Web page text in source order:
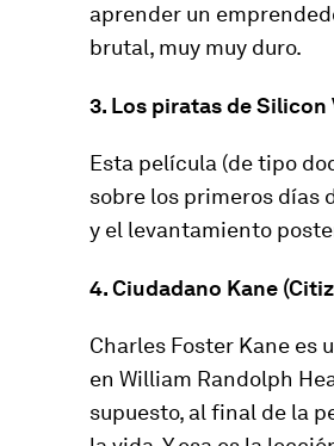
aprender un
brutal, muy muy duro.
3. Los piratas de
Esta película (de tipo
sobre los primeros días
y el levantamiento
4. Ciudadano Kane
Charles Foster Kane es
en William Randolph
supuesto, al final de la